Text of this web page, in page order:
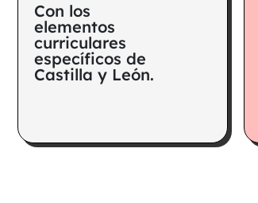
Con los
elementos
curriculares
específicos de
Castilla y León.